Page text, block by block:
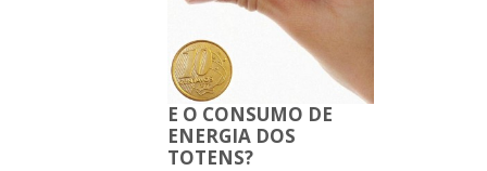
E O CONSUMO DE
ENERGIA DOS
TOTENS?